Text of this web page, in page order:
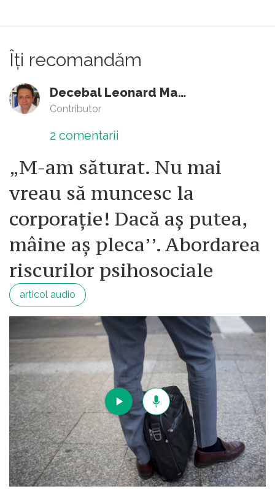
Îți recomandăm
Decebal Leonard Marin
Contributor
2 comentarii
„M-am săturat. Nu mai
vreau să muncesc la
corporație! Dacă aș putea,
mâine aș pleca’’. Abordarea
riscurilor psihosociale
articol audio